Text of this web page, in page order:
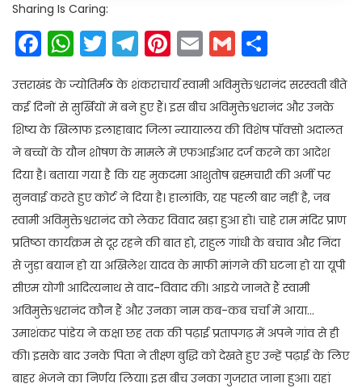
Sharing Is Caring:
Facebook
WhatsApp
Twitter
Telegram
Pinterest
EmailGmail
उत्तराखंड के ज्योतिर्मठ के शंकराचार्य स्वामी अविमुक्तेश्वरानंद सरस्वती बीते
कई दिनों से सुर्खियों में बने हुए हैं। इस बीच अविमुक्तेश्वरानंद और उनके
शिष्य के खिलाफ इलाहाबाद जिला न्यायालय की विशेष पॉक्सो अदालत
ने बच्चों के यौन शोषण के मामले में एफआईआर दर्ज करने का आदेश
दिया है। बताया गया है कि यह मुकदमा आशुतोष ब्रह्मचारी की अर्जी पर
सुनवाई करते हुए कोर्ट ने दिया है। हालांकि, यह पहली बार नहीं है, जब
स्वामी अविमुक्तेश्वरानंद को लेकर विवाद खड़ा हुआ हो। चाहे राम मंदिर प्राण
प्रतिष्ठा कार्यक्रम से दूर रहने की बात हो, राहुल गांधी के बचाव और निंदा
से जुड़ा बयान हो या अखिलेश यादव के माफी मांगने की घटना हो या यूपी
सीएम योगी आदित्यनाथ से वाद-विवाद की। आइये जानते हैं स्वामी
अविमुक्तेश्वरानंद कौन हैं और उनका नाम कब-कब चर्चा में आया…
उमाशंकर पांडेय ने कक्षा छह तक की पढ़ाई प्रतापगढ़ में अपने गांव से ही
की। इसके बाद उनके पिता ने तीक्ष्ण बुद्धि को देखते हुए उन्हें पढ़ाई के लिए
बाहर भेजने का निर्णय लिया। इस बीच उनका गुजरात जाना हुआ। यहां